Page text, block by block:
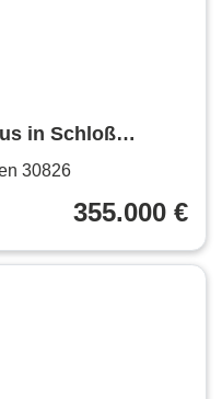
in Schloß
30826
355.000 €